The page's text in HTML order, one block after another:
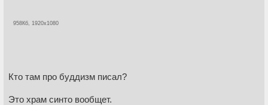
958Кб, 1920x1080
Кто там про буддизм писал?
Это храм синто вообщет.